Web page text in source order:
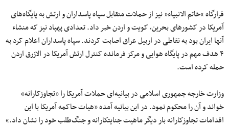
قرارگاه “خاتم الانبیاء” نیز از حملات متقابل سپاه پاسداران و ارتش به پایگاه‌های
آمریکا در کشورهای بحرین، کویت و اردن خبر داد. تعدادی پهپاد نیز که منشاء
آنها ایران بود به نقاطی در اربیل عراق اصابت کردند. سپاه پاسداران اعلام کرد به
۴ هدف مهم در پایگاه هوایی و مرکز فرمانده کنترل ارتش آمریکا در الازرق اردن
حمله کرده است.
وزارت خارجه جمهوری اسلامی در بیانیه‌ای حملات آمریکا را «تجاوزکارانه»
خواند و آن را محکوم نمود. در این بیانیه آمده «هیات حاکمه آمریکا با این
اقدامات تجاوزکارانه بار دیگر ماهیت جنایتکارانه و جنگ‌طلب خود را نشان داد.»